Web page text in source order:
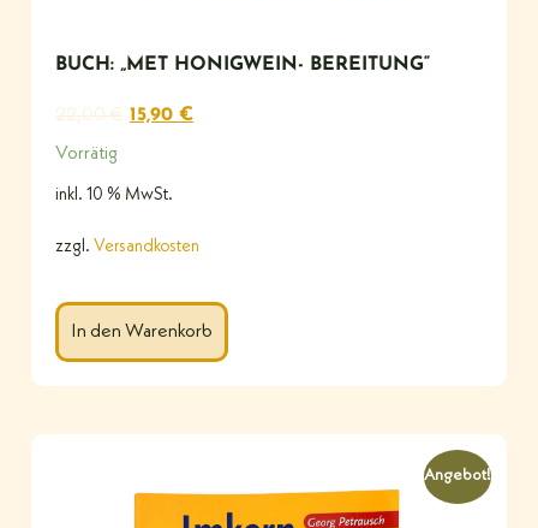
BUCH: „MET HONIGWEIN- BEREITUNG“
22,00€ 15,90 €
Vorrätig
inkl. 10 % MwSt.
zzgl. Versandkosten
In den Warenkorb
Angebot!